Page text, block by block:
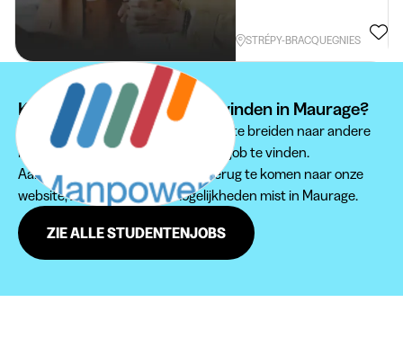
STRÉPY-BRACQUEGNIES
Kan je je studentenjob niet vinden in Maurage?
Wij raden je aan om je zoektocht uit te breiden naar andere
regio's om een passende studentenjob te vinden.
Aarzel zeker niet om regelmatig terug te komen naar onze
website, zodat je geen jobmogelijkheden mist in Maurage.
ZIE ALLE STUDENTENJOBS